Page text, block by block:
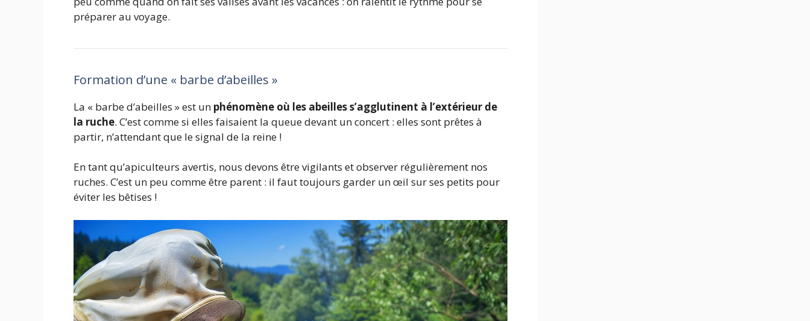
préparer au voyage.
Formation d’une « barbe d’abeilles »
La « barbe d’abeilles » est un phénomène où les abeilles s’agglutinent à l’extérieur de
la ruche. C’est comme si elles faisaient la queue devant un concert : elles sont prêtes à
partir, n’attendant que le signal de la reine !
En tant qu’apiculteurs avertis, nous devons être vigilants et observer régulièrement nos
ruches. C’est un peu comme être parent : il faut toujours garder un œil sur ses petits pour
éviter les bêtises !